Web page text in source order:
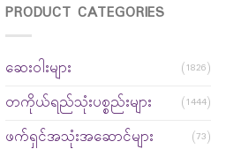
PRODUCT CATEGORIES
ဆေးဝါးများ (1826)
တကိုယ်ရည်သုံးပစ္စည်းများ (1444)
ဖက်ရှင်အသုံးအဆောင်များ (73)